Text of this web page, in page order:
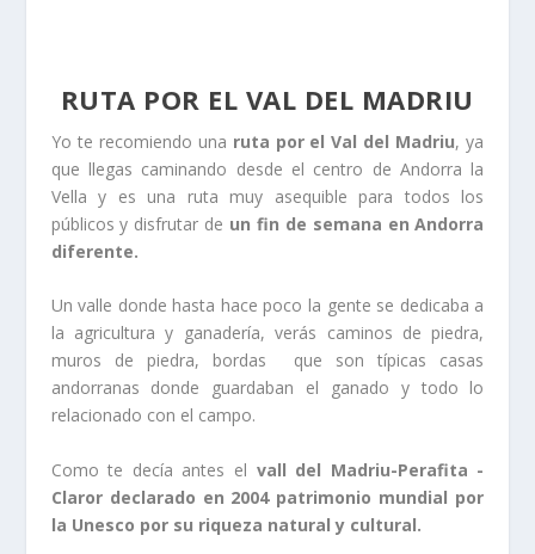
RUTA POR EL VAL DEL MADRIU
Yo te recomiendo una ruta por el Val del Madriu, ya
que llegas caminando desde el centro de Andorra la
Vella y es una ruta muy asequible para todos los
públicos y disfrutar de un fin de semana en Andorra
diferente.
Un valle donde hasta hace poco la gente se dedicaba a
la agricultura y ganadería, verás caminos de piedra,
muros de piedra, bordas que son típicas casas
andorranas donde guardaban el ganado y todo lo
relacionado con el campo.
Como te decía antes el vall del Madriu-Perafita -
Claror declarado en 2004 patrimonio mundial por
la Unesco por su riqueza natural y cultural.